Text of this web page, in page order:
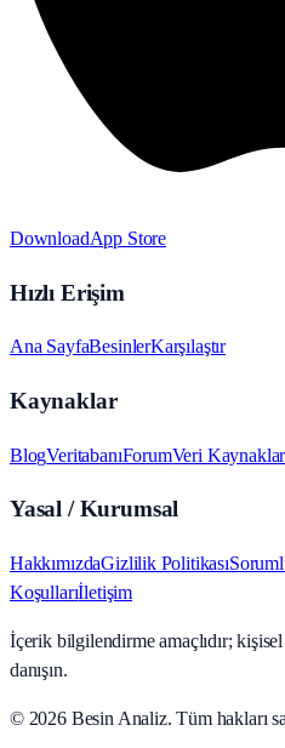
DownloadApp Store
Hızlı Erişim
Ana SayfaBesinlerKarşılaştır
Kaynaklar
BlogVeritabanıForumVeri
Yasal / Kurumsal
HakkımızdaGizlilik Politikası
Koşullarıİletişim
İçerik bilgilendirme amaçlıdır;
danışın.
© 2026 Besin Analiz.Tüm hakları